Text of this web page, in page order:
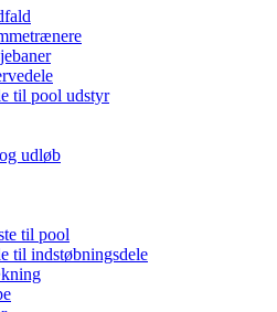
til pool udstyr
udløb
til pool
til indstøbningsdele